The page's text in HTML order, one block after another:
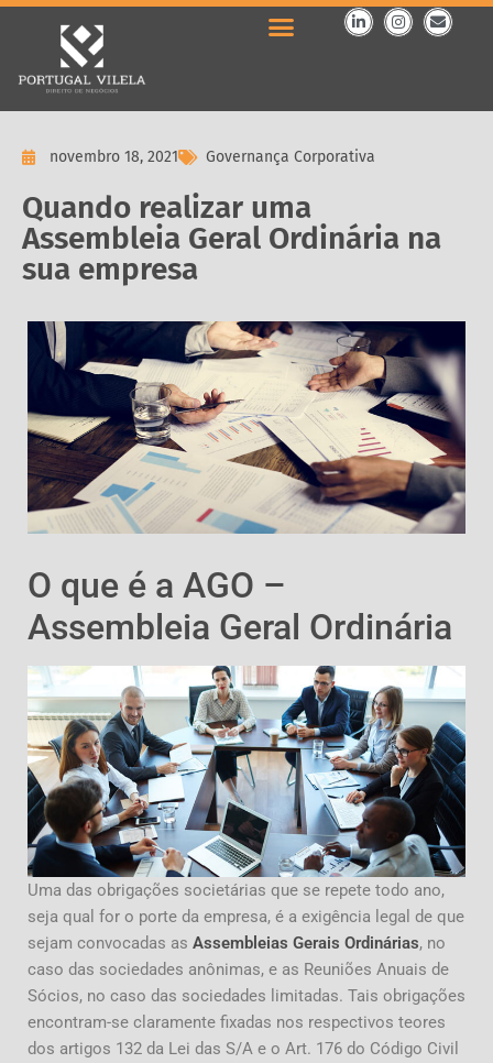
novembro 18, 2021 Governança Corporativa
Quando realizar uma
Assembleia Geral Ordinária na
sua empresa
O que é a AGO –
Assembleia Geral Ordinária
Uma das obrigações societárias que se repete todo ano,
seja qual for o porte da empresa, é a exigência legal de que
sejam convocadas as Assembleias Gerais Ordinárias, no
caso das sociedades anônimas, e as Reuniões Anuais de
Sócios, no caso das sociedades limitadas. Tais obrigações
encontram-se claramente fixadas nos respectivos teores
dos artigos 132 da Lei das S/A e o Art. 176 do Código Civil